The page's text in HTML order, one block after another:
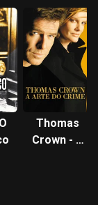
Thomas
Crown - A